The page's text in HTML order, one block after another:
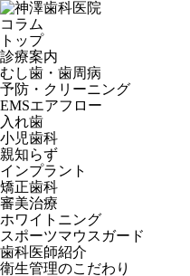
コラム
トップ
診療案内
むし歯・歯周病
予防・クリーニング
EMSエアフロー
入れ歯
小児歯科
親知らず
インプラント
矯正歯科
審美治療
ホワイトニング
スポーツマウスガード
歯科医師紹介
衛生管理のこだわり